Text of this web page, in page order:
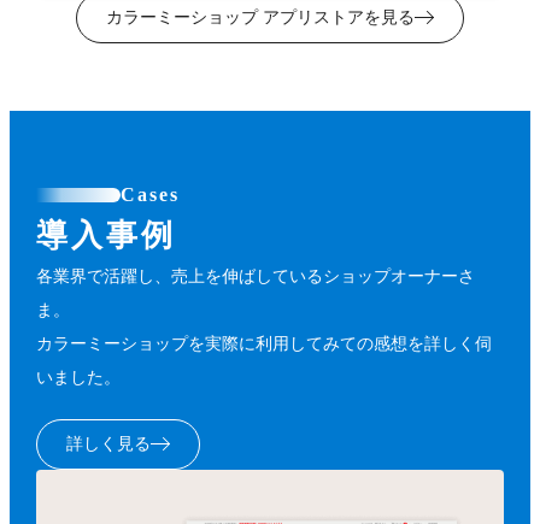
カラーミーショップ アプリストアを見る
Cases
導入事例
各業界で活躍し、売上を伸ばしているショップオーナーさ
ま。
カラーミーショップを実際に利用してみての感想を詳しく伺
いました。
詳しく見る